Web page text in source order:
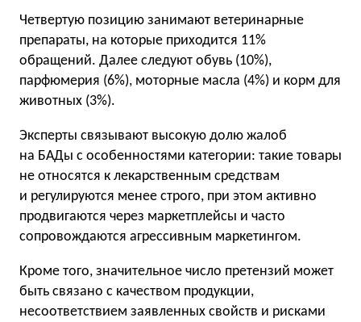
Четвертую позицию занимают ветеринарные
препараты, на которые приходится 11%
обращений. Далее следуют обувь (10%),
парфюмерия (6%), моторные масла (4%) и корм для
животных (3%).
Эксперты связывают высокую долю жалоб
на БАДы с особенностями категории: такие товары
не относятся к лекарственным средствам
и регулируются менее строго, при этом активно
продвигаются через маркетплейсы и часто
сопровождаются агрессивным маркетингом.
Кроме того, значительное число претензий может
быть связано с качеством продукции,
несоответствием заявленных свойств и рисками